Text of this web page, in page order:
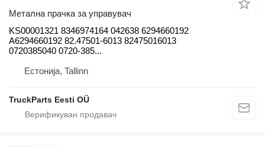
Метална прачка за управувач
KS00001321 8346974164 042638 6294660192
A6294660192 82.47501-6013 82475016013
0720385040 0720-385...
Естонија, Tallinn
TruckParts Eesti OÜ